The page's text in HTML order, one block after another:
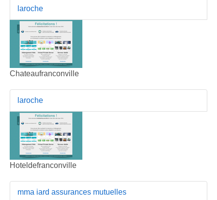
laroche
Chateaufranconville
laroche
Hoteldefranconville
mma iard assurances mutuelles